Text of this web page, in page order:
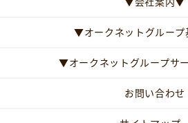
▼オークネットグルー
▼オークネットグループサ
お問い合わせ